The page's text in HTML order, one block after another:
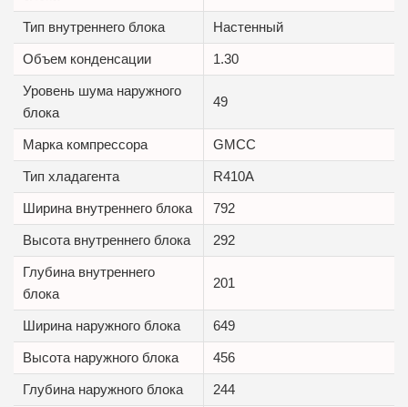
Тип внутреннего блока Настенный
Объем конденсации 1.30
Уровень шума наружного
блока
49
Марка компрессора GMCC
Тип хладагента R410A
Ширина внутреннего блока 792
Высота внутреннего блока 292
Глубина внутреннего
блока
201
Ширина наружного блока 649
Высота наружного блока 456
Глубина наружного блока 244